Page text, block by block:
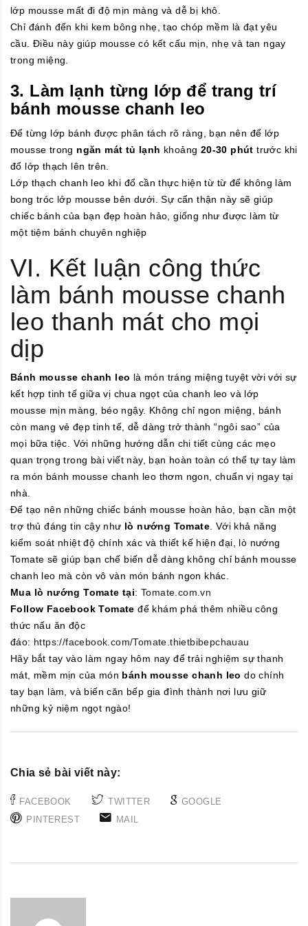
lớp mousse mất đi độ mịn màng và dễ bị khô.
Chỉ đánh đến khi kem bông nhẹ, tạo chóp mềm là đạt yêu
cầu. Điều này giúp mousse có kết cấu mịn, nhẹ và tan ngay
trong miệng.
3. Làm lạnh từng lớp để trang trí
bánh mousse chanh leo
Để từng lớp bánh được phân tách rõ ràng, bạn nên để lớp
mousse trong ngăn mát tủ lạnh khoảng 20-30 phút trước khi
đổ lớp thạch lên trên.
Lớp thạch chanh leo khi đổ cần thực hiện từ từ để không làm
bong tróc lớp mousse bên dưới. Sự cẩn thận này sẽ giúp
chiếc bánh của bạn đẹp hoàn hảo, giống như được làm từ
một tiệm bánh chuyên nghiệp
VI. Kết luận công thức
làm bánh mousse chanh
leo thanh mát cho mọi
dịp
Bánh mousse chanh leo là món tráng miệng tuyệt vời với sự
kết hợp tinh tế giữa vị chua ngọt của chanh leo và lớp
mousse mịn màng, béo ngậy. Không chỉ ngon miệng, bánh
còn mang vẻ đẹp tinh tế, dễ dàng trở thành “ngôi sao” của
mọi bữa tiệc. Với những hướng dẫn chi tiết cùng các mẹo
quan trọng trong bài viết này, bạn hoàn toàn có thể tự tay làm
ra món bánh mousse chanh leo thơm ngon, chuẩn vị ngay tại
nhà.
Để tạo nên những chiếc bánh mousse hoàn hảo, bạn cần một
trợ thủ đáng tin cậy như lò nướng Tomate . Với khả năng
kiểm soát nhiệt độ chính xác và thiết kế hiện đại, lò nướng
Tomate sẽ giúp bạn chế biến dễ dàng không chỉ bánh mousse
chanh leo mà còn vô vàn món bánh ngon khác.
Mua lò nướng Tomate tại:Tomate.com.vn
Follow Facebook Tomate để khám phá thêm nhiều công
thức nấu ăn độc
đáo: https://facebook.com/Tomate.thietbibepchauau
Hãy bắt tay vào làm ngay hôm nay để trải nghiệm sự thanh
mát, mềm mịn của món bánh mousse chanh leo do chính
tay bạn làm, và biến căn bếp gia đình thành nơi lưu giữ
những kỷ niệm ngọt ngào!
Chia sẻ bài viết này:
FACEBOOK TWITTER
GOOGLE
PINTEREST
MAIL